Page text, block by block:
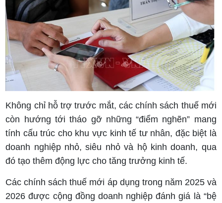
Không chỉ hỗ trợ trước mắt, các chính sách thuế mới
còn hướng tới tháo gỡ những “điểm nghẽn” mang
tính cấu trúc cho khu vực kinh tế tư nhân, đặc biệt là
doanh nghiệp nhỏ, siêu nhỏ và hộ kinh doanh, qua
đó tạo thêm động lực cho tăng trưởng kinh tế.
Các chính sách thuế mới áp dụng trong năm 2025 và
2026 được cộng đồng doanh nghiệp đánh giá là “bệ